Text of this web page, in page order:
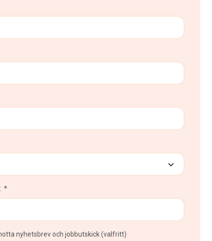
nyhetsbrev och jobbutskick (valfritt)